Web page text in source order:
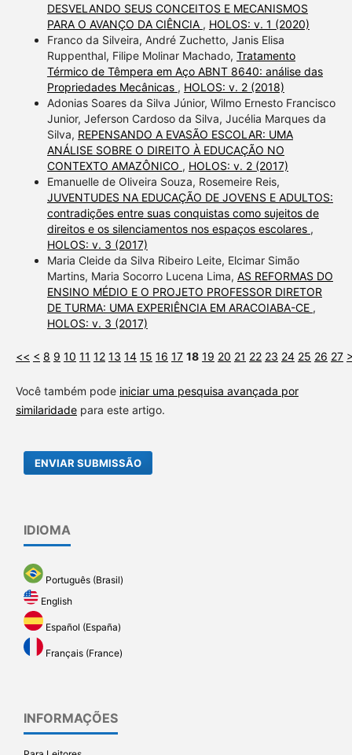
DESVELANDO SEUS CONCEITOS E MECANISMOS
PARA O AVANÇO DA CIÊNCIA , HOLOS: v. 1 (2020)
Franco da Silveira, André Zuchetto, Janis Elisa
Ruppenthal, Filipe Molinar Machado, Tratamento
Térmico de Têmpera em Aço ABNT 8640: análise das
Propriedades Mecânicas , HOLOS: v. 2 (2018)
Adonias Soares da Silva Júnior, Wilmo Ernesto Francisco
Junior, Jeferson Cardoso da Silva, Jucélia Marques da
Silva, REPENSANDO A EVASÃO ESCOLAR: UMA
ANÁLISE SOBRE O DIREITO À EDUCAÇÃO NO
CONTEXTO AMAZÔNICO , HOLOS: v. 2 (2017)
Emanuelle de Oliveira Souza, Rosemeire Reis,
JUVENTUDES NA EDUCAÇÃO DE JOVENS E ADULTOS:
contradições entre suas conquistas como sujeitos de
direitos e os silenciamentos nos espaços escolares ,
HOLOS: v. 3 (2017)
Maria Cleide da Silva Ribeiro Leite, Elcimar Simão
Martins, Maria Socorro Lucena Lima, AS REFORMAS DO
ENSINO MÉDIO E O PROJETO PROFESSOR DIRETOR
DE TURMA: UMA EXPERIÊNCIA EM ARACOIABA-CE ,
HOLOS: v. 3 (2017)
<< < 8 9 10 11 12 13 14 15 16 17 18 19 20 21 22 23 24 25 26 27
Você também pode iniciar uma pesquisa avançada por
similaridadepara este artigo.
ENVIAR SUBMISSÃO
IDIOMA
Português (Brasil)
English
Español (España)
Français (France)
INFORMAÇÕES